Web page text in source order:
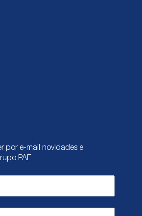
por e-mail novidades e
PAF